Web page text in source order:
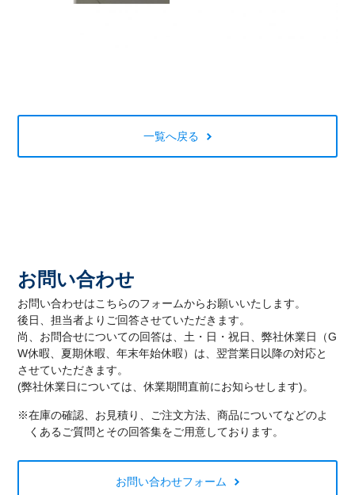
一覧へ戻る
お問い合わせ
お問い合わせはこちらのフォームからお願いいたします。
後日、担当者よりご回答させていただきます。
尚、お問合せについての回答は、土・日・祝日、弊社休業日（G
W休暇、夏期休暇、年末年始休暇）は、翌営業日以降の対応と
させていただきます。
(弊社休業日については、休業期間直前にお知らせします)。
※在庫の確認、お見積り、ご注文方法、商品についてなどのよ
くあるご質問とその回答集をご用意しております。
お問い合わせフォーム